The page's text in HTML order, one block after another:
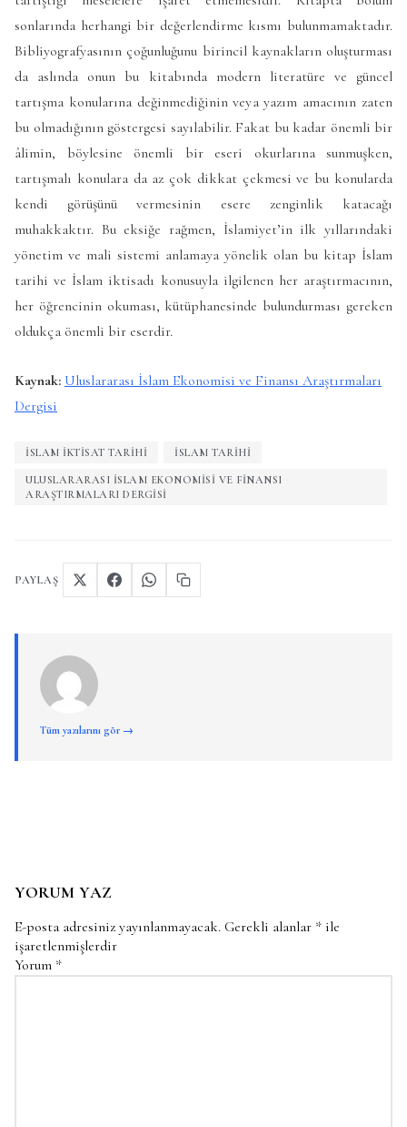
sonlarında herhangi bir değerlendirme kısmı bulunmamaktadır.
Bibliyografyasının çoğunluğunu birincil kaynakların oluşturması
da aslında onun bu kitabında modern literatüre ve güncel
tartışma konularına değinmediğinin veya yazım amacının zaten
bu olmadığının göstergesi sayılabilir. Fakat bu kadar önemli bir
âlimin, böylesine önemli bir eseri okurlarına sunmuşken,
tartışmalı konulara da az çok dikkat çekmesi ve bu konularda
kendi görüşünü vermesinin esere zenginlik katacağı
muhakkaktır. Bu eksiğe rağmen, İslamiyet’in ilk yıllarındaki
yönetim ve mali sistemi anlamaya yönelik olan bu kitap İslam
tarihi ve İslam iktisadı konusuyla ilgilenen her araştırmacının,
her öğrencinin okuması, kütüphanesinde bulundurması gereken
oldukça önemli bir eserdir.
Kaynak: Uluslararası İslam Ekonomisi ve Finansı Araştırmaları
Dergisi
İSLAM İKTISAT TARIHI İSLAM TARIHI
ULUSLARARASI ISLAM EKONOMISI VE FINANSI
ARAŞTIRMALARI DERGISI
PAYLAŞ
Tüm yazılarını gör →
YORUM YAZ
E-posta adresiniz yayınlanmayacak. Gerekli alanlar * ile
işaretlenmişlerdir
Yorum *